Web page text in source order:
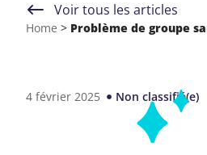
Voir tous les articles
Home > Problème de groupe
4 février 2025 Non classifié(e)